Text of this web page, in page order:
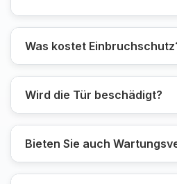
Was kostet
Wird die Tür beschädigt?
Bieten Sie auch